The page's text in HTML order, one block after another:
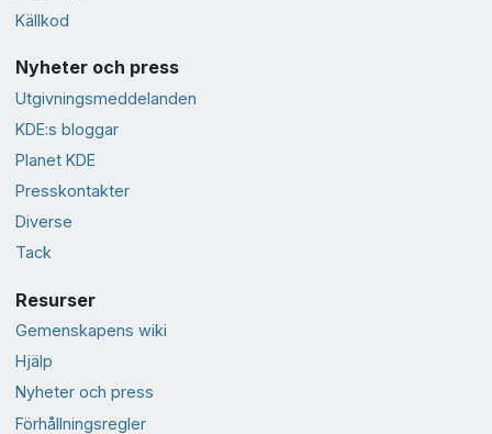
Källkod
Nyheter och press
Utgivningsmeddelanden
KDE:s bloggar
Planet KDE
Presskontakter
Diverse
Tack
Resurser
Gemenskapens wiki
Hjälp
Nyheter och press
Förhållningsregler